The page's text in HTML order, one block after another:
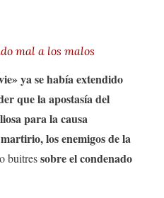
mal a los malos
ya se había extendido
que la apostasía del
para la causa
los enemigos de la
buitressobre el condenado